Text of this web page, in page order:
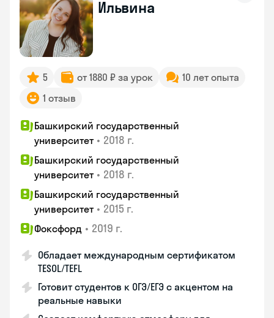
Ильвина
5 от 1880 ₽ за урок
10 лет опыта
1 отзыв
Башкирский государственный
университет • 2018 г.
Башкирский государственный
университет • 2018 г.
Башкирский государственный
университет • 2015 г.
Фоксфорд • 2019 г.
Обладает международным сертификатом
TESOL/TEFL
Готовит студентов к ОГЭ/ЕГЭ с акцентом на
реальные навыки